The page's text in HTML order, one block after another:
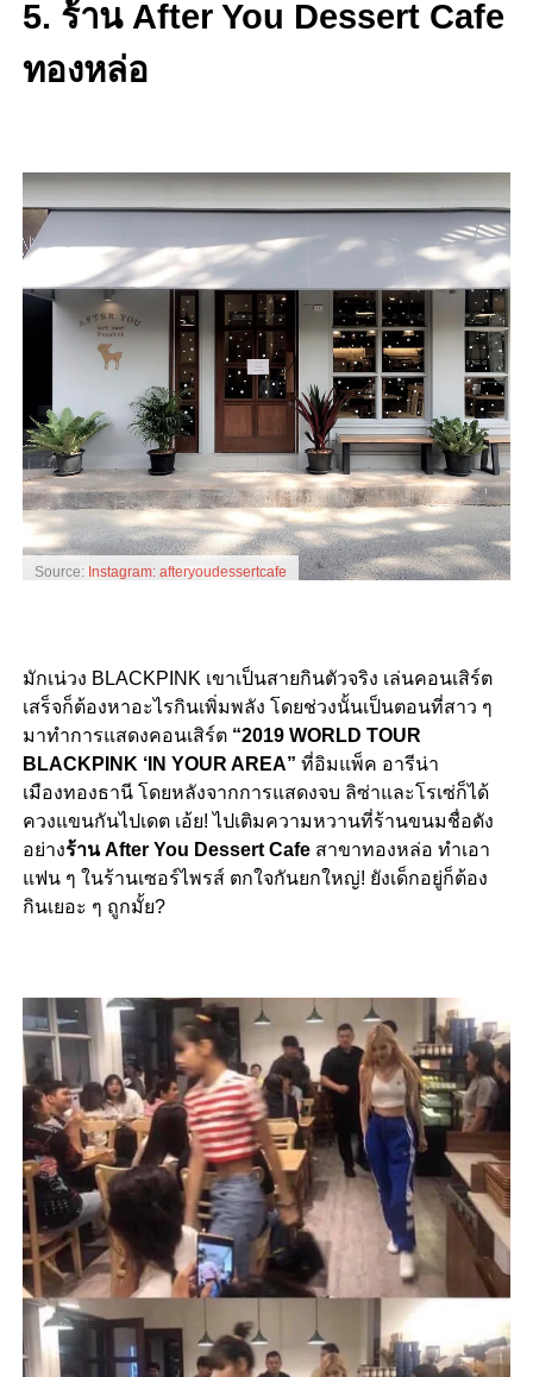
5. ร้าน After You Dessert Cafe
ทองหล่อ
Source: Instagram: afteryoudessertcafe
มักเน่วง BLACKPINK เขาเป็นสายกินตัวจริง เล่นคอนเสิร์ต
เสร็จก็ต้องหาอะไรกินเพิ่มพลัง โดยช่วงนั้นเป็นตอนที่สาว ๆ
มาทำการแสดงคอนเสิร์ต “2019 WORLD TOUR
BLACKPINK ‘IN YOUR AREA” ที่อิมแพ็ค อารีน่า
เมืองทองธานี โดยหลังจากการแสดงจบ ลิซ่าและโรเซ่ก็ได้
ควงแขนกันไปเดต เอ้ย! ไปเติมความหวานที่ร้านขนมชื่อดัง
อย่างร้าน After You Dessert Cafeสาขาทองหล่อ ทำเอา
แฟน ๆ ในร้านเซอร์ไพรส์ ตกใจกันยกใหญ่! ยังเด็กอยู่ก็ต้อง
กินเยอะ ๆ ถูกมั้ย?